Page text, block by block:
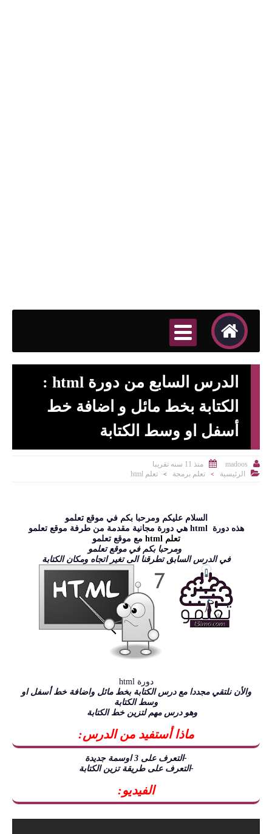
الدرس السابع من دورة html :
الكتابة بخط مائل و اضافة خط
أسفل او وسط الكتابة

madoos

منذ 11 سنه تقريبا

الرئيسية > تعلم برمجة > تعلم html
السلام عليكم ومرحبا بكم في موقع تعلمو
هذه دورة html هي دورة مجانية مقدمة من طرفة موقع تعلمو
تعلم html
مع موقع تعلمو
ومرحبا بكم في موقع تعلمو
في الدرس السابق تطرقنا الى تغير اتجاه ومكان الكتابة
دورة html
والأن نلتقي مجددا مع درس الكتابة بخط مائل واضافة خط أسفل او
وسط الكتابة
وهو درس مهم لتزين خط الكتابة
ماذا أستفيد من الدرس:
-التعرف على 3 اوسمة جديدة
-التعرف على طريقة تزين الكتابة
الفيديو: